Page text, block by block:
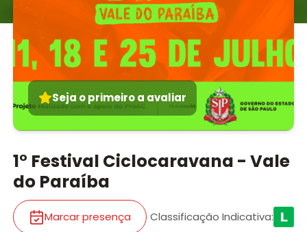
Seja o primeiro a avaliar
1° Festival Ciclocaravana - Vale
do Paraíba
Marcar presença Classificação Indicativa: